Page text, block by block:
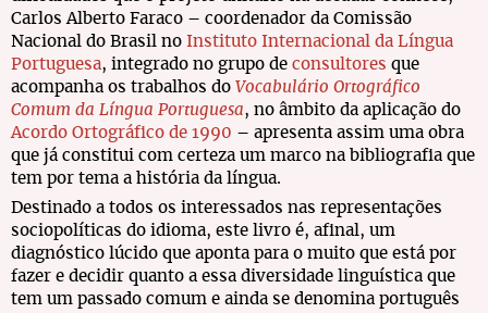
Carlos Alberto Faraco – coordenador da Comissão
Nacional do Brasil no Instituto Internacional da Língua
Portuguesa, integrado no grupo de consultores que
acompanha os trabalhos do Vocabulário Ortográfico
Comum da Língua Portuguesa, no âmbito da aplicação do
Acordo Ortográfico de 1990 – apresenta assim uma obra
que já constitui com certeza um marco na bibliografia que
tem por tema a história da língua.
Destinado a todos os interessados nas representações
sociopolíticas do idioma, este livro é, afinal, um
diagnóstico lúcido que aponta para o muito que está por
fazer e decidir quanto a essa diversidade linguística que
tem um passado comum e ainda se denomina português